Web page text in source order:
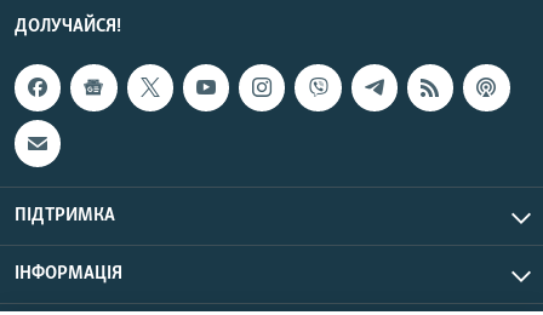
ДОЛУЧАЙСЯ!
ПІДТРИМКА
ІНФОРМАЦІЯ